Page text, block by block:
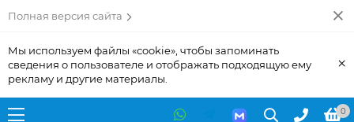
Полная версия сайта
Мы используем файлы «cookie», чтобы запоминать
сведения о пользователе и отображать подходящую ему
рекламу и другие материалы.
×
0